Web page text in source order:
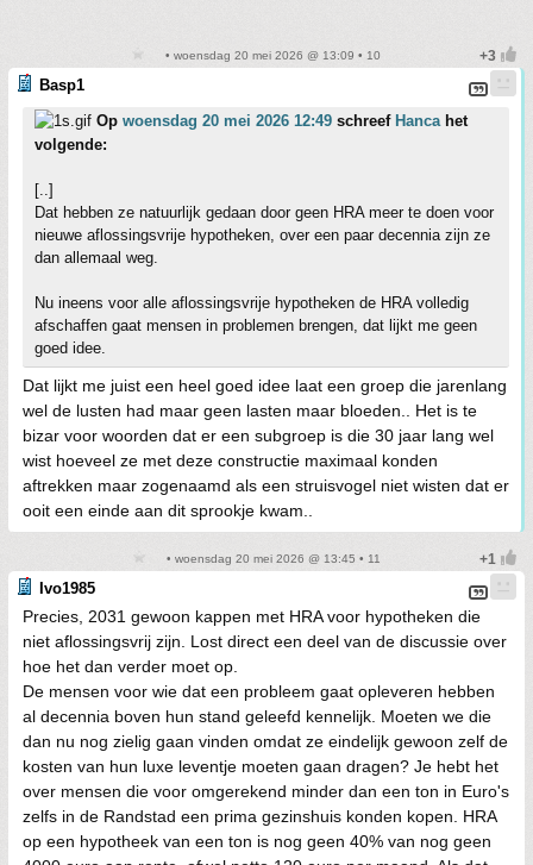
• woensdag 20 mei 2026 @ 13:09 • 10
Basp1
Op woensdag 20 mei 2026 12:49 schreef Hanca het
volgende:
[..]
Dat hebben ze natuurlijk gedaan door geen HRA meer te doen voor
nieuwe aflossingsvrije hypotheken, over een paar decennia zijn ze
dan allemaal weg.
Nu ineens voor alle aflossingsvrije hypotheken de HRA volledig
afschaffen gaat mensen in problemen brengen, dat lijkt me geen
goed idee.
Dat lijkt me juist een heel goed idee laat een groep die jarenlang
wel de lusten had maar geen lasten maar bloeden.. Het is te
bizar voor woorden dat er een subgroep is die 30 jaar lang wel
wist hoeveel ze met deze constructie maximaal konden
aftrekken maar zogenaamd als een struisvogel niet wisten dat er
ooit een einde aan dit sprookje kwam..
• woensdag 20 mei 2026 @ 13:45 • 11
Ivo1985
Precies, 2031 gewoon kappen met HRA voor hypotheken die
niet aflossingsvrij zijn. Lost direct een deel van de discussie over
hoe het dan verder moet op.
De mensen voor wie dat een probleem gaat opleveren hebben
al decennia boven hun stand geleefd kennelijk. Moeten we die
dan nu nog zielig gaan vinden omdat ze eindelijk gewoon zelf de
kosten van hun luxe leventje moeten gaan dragen? Je hebt het
over mensen die voor omgerekend minder dan een ton in Euro's
zelfs in de Randstad een prima gezinshuis konden kopen. HRA
op een hypotheek van een ton is nog geen 40% van nog geen